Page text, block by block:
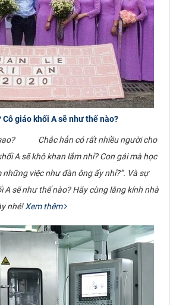
giáo khối A sẽ như thế nào?
sao? Chắc hẳn có rất nhiều người cho
A sẽ khô khan lắm nhỉ? Con gái mà học
việc như đàn ông ấy nhỉ?”. Và sự
A sẽ như thế nào? Hãy cùng lăng kính nhà
nhé!Xem thêm